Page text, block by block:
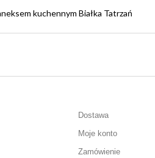
kuchennym Białka Tatrzań
Dostawa
Moje konto
Zamówienie